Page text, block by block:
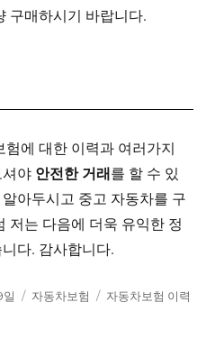
구매하시기 바랍니다.
에 대한 이력과 여러가지
야 안전한 거래를 할 수 있
아두시고 중고 자동차를 구
저는 다음에 더욱 유익한 정
다. 감사합니다.
일
카
자동차보험
태
자동차보험 이력